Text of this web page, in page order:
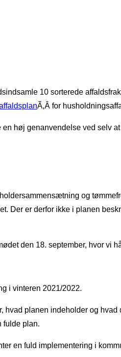
10 sorterede
Ã‚Â for
høj genanvendelse ved selv
og
er derfor ikke i planen
den 18. september, hvor vi
i vinteren 2021/2022.
hvad planen indeholder og
fulde plan.
en fuld implementering i